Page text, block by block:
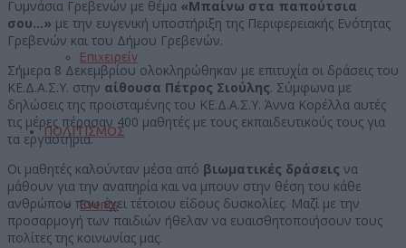
Επιχειρείν
ΠΟΛΙΤΙΣΜΟΣ
Events
Γυμνάσια Γρεβενών με θέμα «Μπαίνω στα παπούτσια
σου…» με την ευγενική υποστήριξη της Περιφερειακής Ενότητας
Γρεβενών και του Δήμου Γρεβενών.
Σήμερα 8 Δεκεμβρίου ολοκληρώθηκαν με επιτυχία οι δράσεις του
ΚΕ.Δ.Α.Σ.Υ. στην αίθουσα Πέτρος Σιούλης. Σύμφωνα με
δηλώσεις της προϊσταμένης του ΚΕ.Δ.Α.Σ.Υ. Άννα Κορέλλα αυτές
τις μέρες πέρασαν 400 μαθητές με τους εκπαιδευτικούς τους για
τα εργαστήρια.
Οι μαθητές καλούνταν μέσα από βιωματικές δράσεις να
μάθουν για την αναπηρία και να μπουν στην θέση του κάθε
ανθρώπου που έχει τέτοιου είδους δυσκολίες. Μαζί με την
προσαρμογή των παιδιών ήθελαν να ευαισθητοποιήσουν τους
πολίτες της κοινωνίας μας.